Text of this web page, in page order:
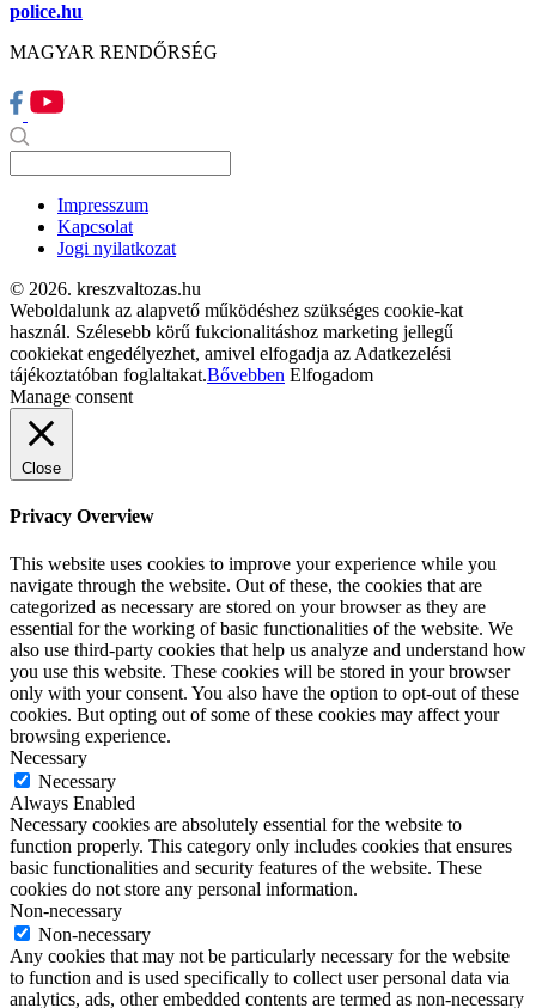
police.hu
MAGYAR RENDŐRSÉG
Impresszum
Kapcsolat
Jogi nyilatkozat
© 2026. kreszvaltozas.hu
Weboldalunk az alapvető működéshez szükséges cookie-kat
használ. Szélesebb körű fukcionalitáshoz marketing jellegű
cookiekat engedélyezhet, amivel elfogadja az Adatkezelési
tájékoztatóban foglaltakat.Bővebben Elfogadom
Manage consent
Close
Privacy Overview
This website uses cookies to improve your experience while you
navigate through the website. Out of these, the cookies that are
categorized as necessary are stored on your browser as they are
essential for the working of basic functionalities of the website. We
also use third-party cookies that help us analyze and understand how
you use this website. These cookies will be stored in your browser
only with your consent. You also have the option to opt-out of these
cookies. But opting out of some of these cookies may affect your
browsing experience.
Necessary
Necessary
Always Enabled
Necessary cookies are absolutely essential for the website to
function properly. This category only includes cookies that ensures
basic functionalities and security features of the website. These
cookies do not store any personal information.
Non-necessary
Non-necessary
Any cookies that may not be particularly necessary for the website
to function and is used specifically to collect user personal data via
analytics, ads, other embedded contents are termed as non-necessary